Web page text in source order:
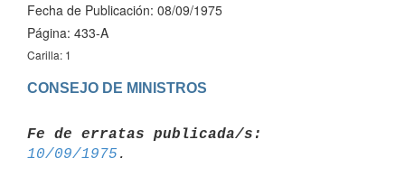
Fecha de Publicación: 08/09/1975
Página: 433-A
Carilla: 1
CONSEJO DE MINISTROS
Fe de erratas publicada/s:
10/09/1975